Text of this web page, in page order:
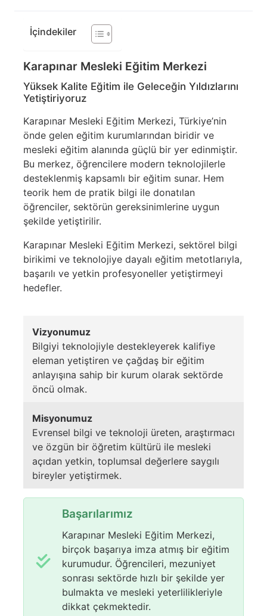
İçindekiler
Karapınar Mesleki Eğitim Merkezi
Yüksek Kalite Eğitim ile Geleceğin Yıldızlarını
Yetiştiriyoruz
Karapınar Mesleki Eğitim Merkezi, Türkiye’nin
önde gelen eğitim kurumlarından biridir ve
mesleki eğitim alanında güçlü bir yer edinmiştir.
Bu merkez, öğrencilere modern teknolojilerle
desteklenmiş kapsamlı bir eğitim sunar. Hem
teorik hem de pratik bilgi ile donatılan
öğrenciler, sektörün gereksinimlerine uygun
şekilde yetiştirilir.
Karapınar Mesleki Eğitim Merkezi, sektörel bilgi
birikimi ve teknolojiye dayalı eğitim metotlarıyla,
başarılı ve yetkin profesyoneller yetiştirmeyi
hedefler.
Vizyonumuz
Bilgiyi teknolojiyle destekleyerek kalifiye
eleman yetiştiren ve çağdaş bir eğitim
anlayışına sahip bir kurum olarak sektörde
öncü olmak.
Misyonumuz
Evrensel bilgi ve teknoloji üreten, araştırmacı
ve özgün bir öğretim kültürü ile mesleki
açıdan yetkin, toplumsal değerlere saygılı
bireyler yetiştirmek.
Başarılarımız
Karapınar Mesleki Eğitim Merkezi,
birçok başarıya imza atmış bir eğitim
kurumudur. Öğrencileri, mezuniyet
sonrası sektörde hızlı bir şekilde yer
bulmakta ve mesleki yeterlilikleriyle
dikkat çekmektedir.